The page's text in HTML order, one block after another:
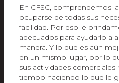
En CFSC, comprendemos
ocuparse de todas sus
facilidad. Por eso le
adecuados para ayudarlo a
manera. Y lo que es aún
en un mismo lugar, por lo
sus actividades
tiempo haciendo lo que le